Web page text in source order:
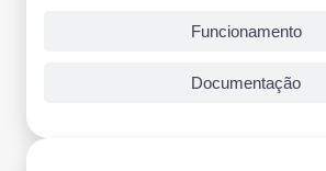
Funcionamento
Documentação